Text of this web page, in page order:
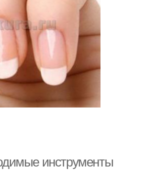
инструменты